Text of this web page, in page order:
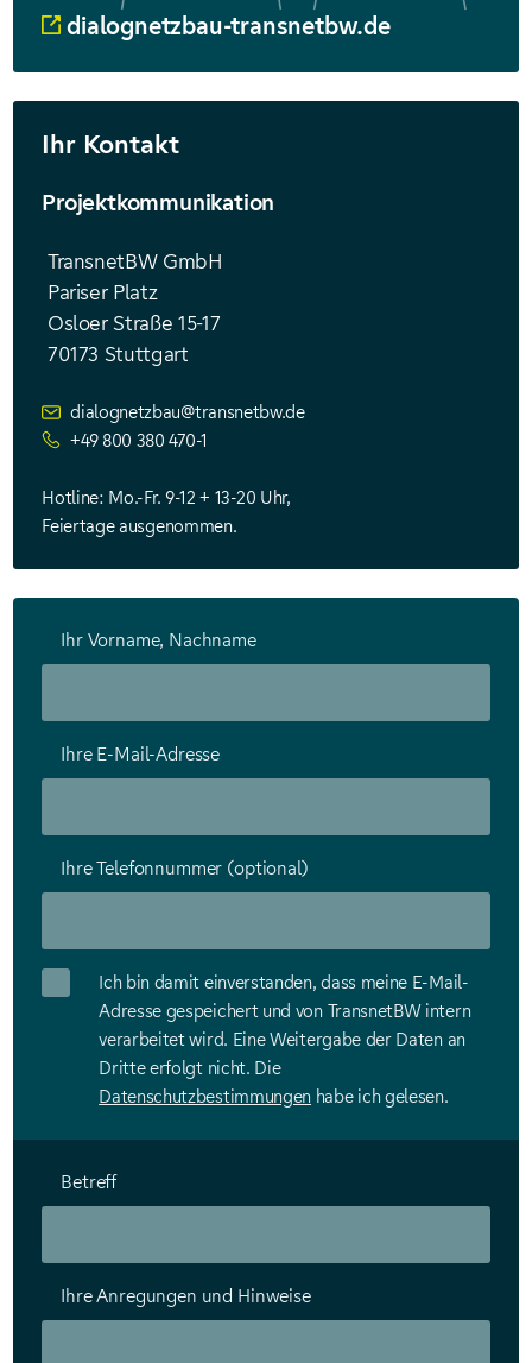
dialognetzbau-transnetbw.de
Ihr Kontakt
Projektkommunikation
TransnetBW GmbH
Pariser Platz
Osloer Straße 15-17
70173 Stuttgart
dialognetzbau@transnetbw.de
+49 800 380 470-1
Hotline: Mo.-Fr. 9-12 + 13-20 Uhr,
Feiertage ausgenommen.
Ihr Vorname, Nachname
Ihre E-Mail-Adresse
Ihre Telefonnummer (optional)
Ich bin damit einverstanden, dass meine E-Mail-
Adresse gespeichert und von TransnetBW intern
verarbeitet wird. Eine Weitergabe der Daten an
Dritte erfolgt nicht. Die
Datenschutzbestimmungen habe ich gelesen.
Betreff
Ihre Anregungen und Hinweise